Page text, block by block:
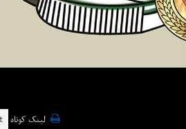
لینک کوتاه